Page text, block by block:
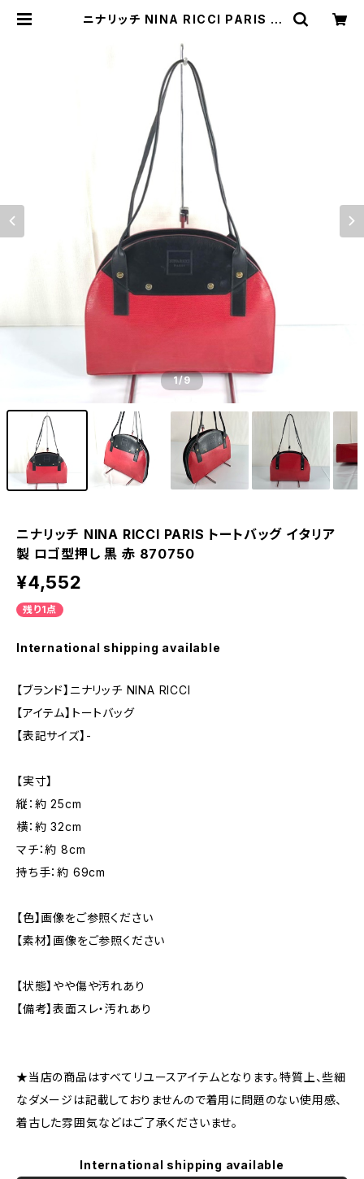
ニナリッチ NINA RICCI PARIS ト
赤 870750 | Ethical Store
1/9
ニナリッチ NINA RICCI PARIS トートバッグ イタリア
製 ロゴ型押し 黒 赤 870750
¥4,552
残り1点
International shipping available
【ブランド】ニナリッチ NINA RICCI
【アイテム】トートバッグ
【表記サイズ】-
【実寸】
縦：約 25cm
横：約 32cm
マチ：約 8cm
持ち手：約 69cm
【色】画像をご参照ください
【素材】画像をご参照ください
【状態】やや傷や汚れあり
【備考】表面スレ・汚れあり
★当店の商品はすべてリユースアイテムとなります。特質上、些細
なダメージは記載しておりませんので着用に問題のない使用感、
着古した雰囲気などはご了承くださいませ。
International shipping available